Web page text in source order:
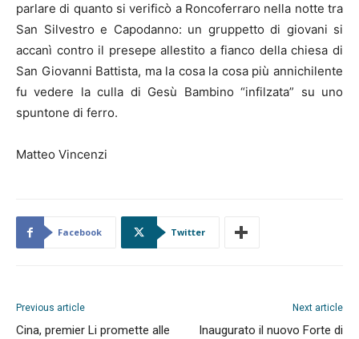
parlare di quanto si verificò a Roncoferraro nella notte tra
San Silvestro e Capodanno: un gruppetto di giovani si
accanì contro il presepe allestito a fianco della chiesa di
San Giovanni Battista, ma la cosa la cosa più annichilente
fu vedere la culla di Gesù Bambino “infilzata” su uno
spuntone di ferro.
Matteo Vincenzi
Facebook Twitter
Previous article
Cina, premier Li promette alle
Next article
Inaugurato il nuovo Forte di